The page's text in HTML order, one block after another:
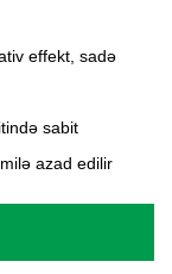
effekt, sadə
sabit
azad edilir